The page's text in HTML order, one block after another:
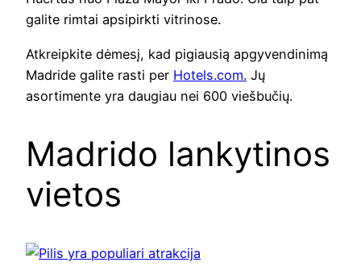
galite rimtai apsipirkti vitrinose.
Atkreipkite dėmesį, kad pigiausią apgyvendinimą
Madride galite rasti per Hotels.com. Jų
asortimente yra daugiau nei 600 viešbučių.
Madrido lankytinos
vietos